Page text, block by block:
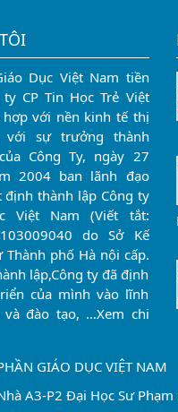
Dục Việt Nam tiền
CP Tin Học Trẻ Việt
với nền kinh tế thị
với sự trưởng thành
Công Ty, ngày 27
2004 ban lãnh đạo
định thành lập Công ty
Việt Nam (Viết tắt:
do Sở Kế
Thành phố Hà nội cấp.
lập,Công ty đã định
của mình vào lĩnh
và đào tạo, …Xem chi
GIÁO DỤC VIỆT NAM
A3-P2 Đại Học Sư